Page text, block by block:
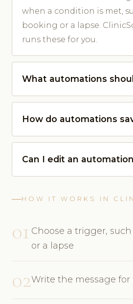
when a condition is met,
booking or a lapse.
runs these for you.
What automations
How do automations
Can I edit an
HOW IT WORKS IN
01 Choose a trigger,
or a lapse
02Write the message